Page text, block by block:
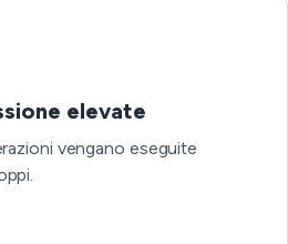
elevate
vengano eseguite